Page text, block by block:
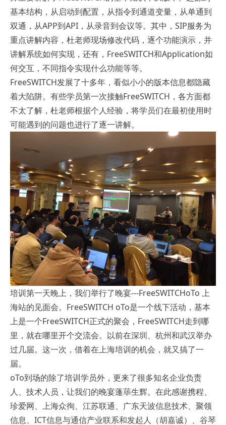
基本结构，从启动到配置，从指令到通道变量，从单通到
双通，从APP到API，从录音到会议等。其中，SIP服务为
重点讲解内容，杜老师现场修改代码，逐个功能演示，并
讲解系统如何实现，还有，FreeSWITCH和Application如
何交互，不同指令实现什么功能等等。
FreeSWITCH发展了十多年，看似小小的版本信息都隐藏
着大陷阱。有些学员第一次接触FreeSWITCH，各方面都
不太了解，杜老师根据个人经验，将学员们在最初使用时
可能遇到的问题也进行了逐一讲解。
培训第一天晚上，我们举行了晚宴---FreeSWITCHoTo 上
海站的见面会。FreeSWITCH oTo是一个线下活动，基本
上是一个FreeSWITCH正式的聚会，FreeSWITCH走到哪
里，就在哪里开个交流会。以前在深圳、杭州和武汉举办
过几届。这一次，借着在上海培训的机会，就又搞了一
届。
oTo到场的除了培训学员外，更来了很多知名企业负责
人、技术人员，让我们的晚宴蓬荜生辉。在此感谢携程、
珍爱网、上海众徇、江苏联通、广东天波信息技术、聚领
信息、ICT信息与通信产业联系和发起人（胡嘉诚）、谷琴